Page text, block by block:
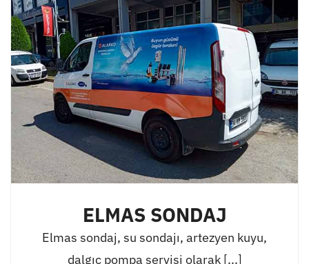
ELMAS SONDAJ
Elmas sondaj, su sondajı, artezyen kuyu,
dalgıç pompa servisi olarak [...]